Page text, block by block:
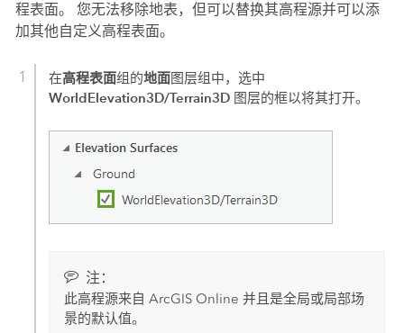
程表面。 您无法移除地表，但可以替换其高程源并可以添
加其他自定义高程表面。
在高程表面组的地面图层组中，选中
WorldElevation3D/Terrain3D 图层的框以将其打开。
注：
此高程源来自ArcGIS Online 并且是全局或局部场
景的默认值。